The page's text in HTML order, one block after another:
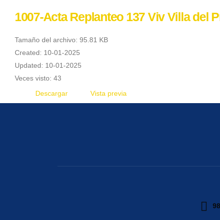
1007-Acta Replanteo 137 Viv Villa del
Tamaño del archivo: 95.81 KB
Created: 10-01-2025
Updated: 10-01-2025
Veces visto: 43
Descargar
Vista previa